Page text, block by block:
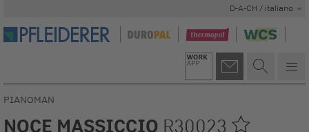
D-A-CH / italiano
PIANOMAN
NOCE MASSICCIO R30023